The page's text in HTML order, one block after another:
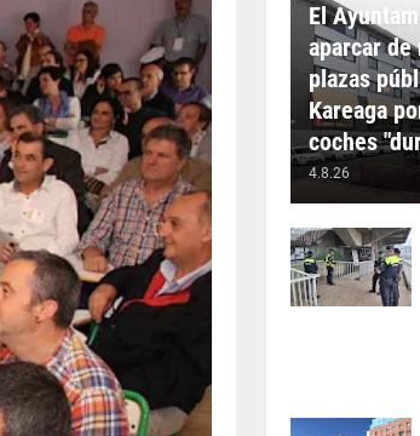
El
aparcar de
plazas
Kareaga
coches
4.8.26